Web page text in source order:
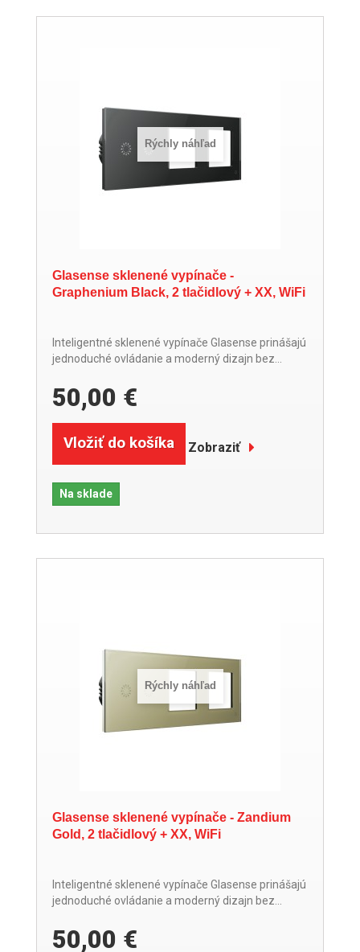
Rýchly náhľad
Glasense sklenené vypínače -
Graphenium Black, 2 tlačidlový + XX, WiFi
Inteligentné sklenené vypínače Glasense prinášajú
jednoduché ovládanie a moderný dizajn bez...
50,00 €
Vložiť do košíka Zobraziť
Na sklade
Rýchly náhľad
Glasense sklenené vypínače - Zandium
Gold, 2 tlačidlový + XX, WiFi
Inteligentné sklenené vypínače Glasense prinášajú
jednoduché ovládanie a moderný dizajn bez...
50,00 €